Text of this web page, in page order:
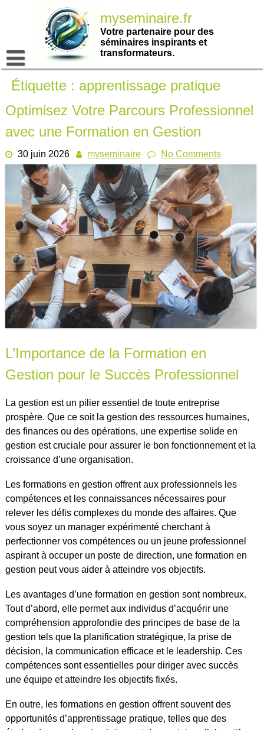
myseminaire.fr
Votre partenaire pour des
séminaires inspirants et
transformateurs.
Étiquette : apprentissage pratique
Optimisez Votre Parcours Professionnel
avec une Formation en Gestion
30 juin 2026 myseminaire No Comments
L’Importance de la Formation en
Gestion pour le Succès Professionnel
La gestion est un pilier essentiel de toute entreprise
prospère. Que ce soit la gestion des ressources humaines,
des finances ou des opérations, une expertise solide en
gestion est cruciale pour assurer le bon fonctionnement et la
croissance d’une organisation.
Les formations en gestion offrent aux professionnels les
compétences et les connaissances nécessaires pour
relever les défis complexes du monde des affaires. Que
vous soyez un manager expérimenté cherchant à
perfectionner vos compétences ou un jeune professionnel
aspirant à occuper un poste de direction, une formation en
gestion peut vous aider à atteindre vos objectifs.
Les avantages d’une formation en gestion sont nombreux.
Tout d’abord, elle permet aux individus d’acquérir une
compréhension approfondie des principes de base de la
gestion tels que la planification stratégique, la prise de
décision, la communication efficace et le leadership. Ces
compétences sont essentielles pour diriger avec succès
une équipe et atteindre les objectifs fixés.
En outre, les formations en gestion offrent souvent des
opportunités d’apprentissage pratique, telles que des